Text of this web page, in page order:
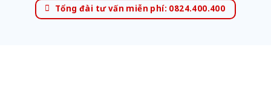
Tổng đài tư vấn miễn phí: 0824.400.400